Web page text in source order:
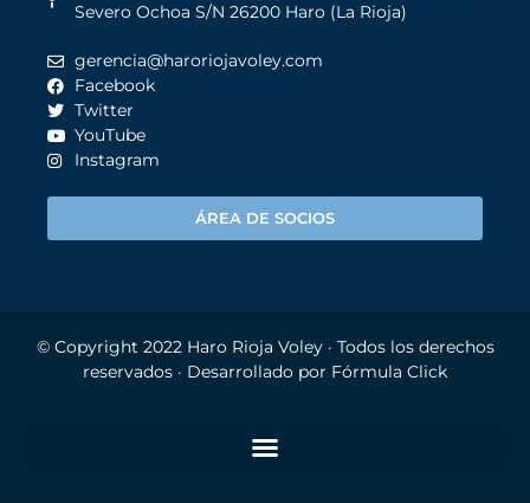
Severo Ochoa S/N 26200 Haro (La Rioja)
gerencia@haroriojavoley.com
Facebook
Twitter
YouTube
Instagram
ÁREA DE SOCIOS
© Copyright 2022 Haro Rioja Voley· Todos los derechos
reservados · Desarrollado por Fórmula Click